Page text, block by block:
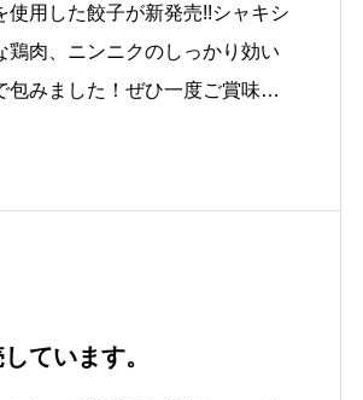
用した餃子が新発売!!シャキシ
鶏肉、ニンニクのしっかり効い
みました！ぜひ一度ご賞味く
ています。